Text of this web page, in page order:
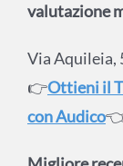
valutazione
Via Aquileia,
👉Ottieni il
con Audico